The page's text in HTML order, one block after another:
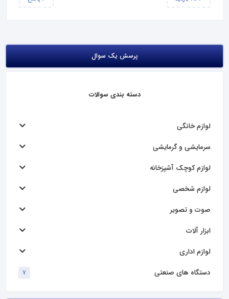
پرسش یک سوال
دسته بندی سوالات
لوازم خانگی
سرمایشی و گرمایشی
لوازم کوچک آشپزخانه
لوازم شخصی
صوت و تصویر
ابزار آلات
لوازم اداری
دستگاه های صنعتی
7